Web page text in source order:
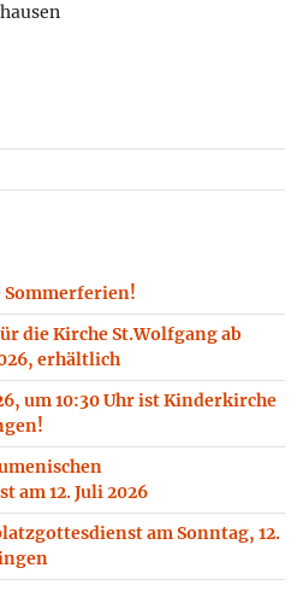
Sommerferien!
die Kirche St.Wolfgang ab
erhältlich
um 10:30 Uhr ist Kinderkirche
am 12. Juli 2026
am Sonntag, 12.